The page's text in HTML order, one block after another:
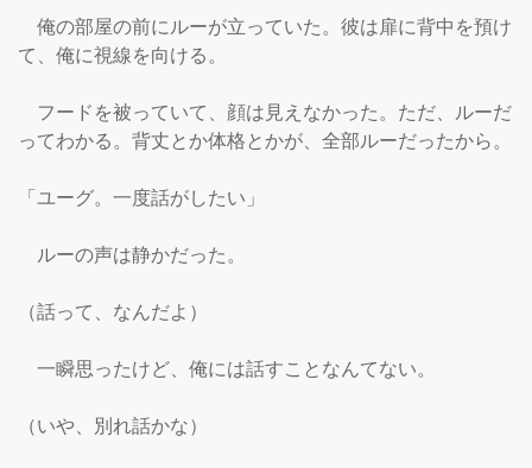
俺の部屋の前にルーが立っていた。彼は扉に背中を預け
て、俺に視線を向ける。
フードを被っていて、顔は見えなかった。ただ、ルーだ
ってわかる。背丈とか体格とかが、全部ルーだったから。
「ユーグ。一度話がしたい」
ルーの声は静かだった。
（話って、なんだよ）
一瞬思ったけど、俺には話すことなんてない。
（いや、別れ話かな）